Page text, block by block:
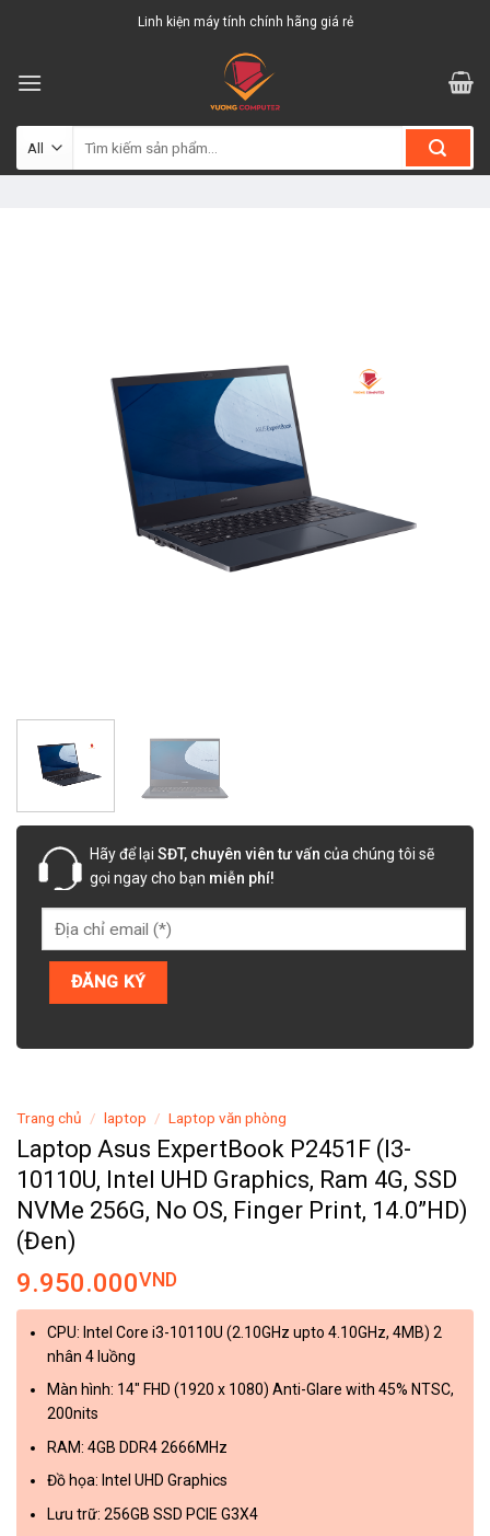
Linh kiện máy tính chính hãng giá rẻ
kiếm:
Hãy để lại SĐT, chuyên viên tư vấn của chúng tôi sẽ
gọi ngay cho bạn miễn phí!
Trang chủ / laptop / Laptop văn phòng
Laptop Asus ExpertBook P2451F (I3-
10110U, Intel UHD Graphics, Ram 4G, SSD
NVMe 256G, No OS, Finger Print, 14.0”HD)
(Đen)
9.950.000VND
CPU: Intel Core i3-10110U (2.10GHz upto 4.10GHz, 4MB) 2
nhân 4 luồng
Màn hình: 14″ FHD (1920 x 1080) Anti-Glare with 45% NTSC,
200nits
RAM: 4GB DDR4 2666MHz
Đồ họa: Intel UHD Graphics
Lưu trữ: 256GB SSD PCIE G3X4